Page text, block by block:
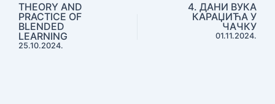
THEORY AND
PRACTICE OF
BLENDED
LEARNING
25.10.2024.
4. ДАНИ ВУКА
КАРАЏИЋА У
ЧАЧКУ
01.11.2024.